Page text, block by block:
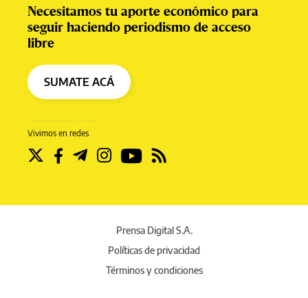
Vivimos en redes
Necesitamos tu aporte económico para
seguir haciendo periodismo de acceso
libre
SUMATE ACÁ
Prensa Digital S.A.
Políticas de privacidad
Términos y condiciones